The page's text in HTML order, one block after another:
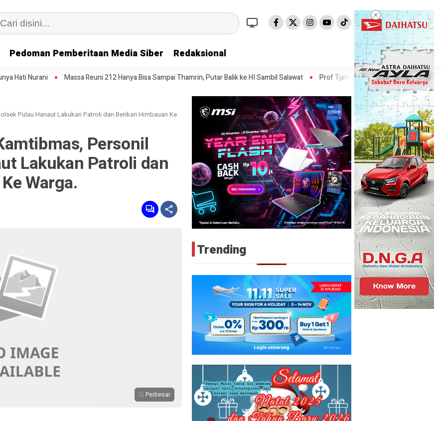
Pedoman Pemberitaan Media Siber Redaksional
Massa Reuni 212 Hanya Bisa Sampai Thamrin, Putar Balik ke HI Sambil Salawat Prof Tjandra: Varian Omicron Mungkin Berdampak pada
Pulau Hanaut Lakukan Patroli dan Berikan Himbauan Ke
Personil
Lakukan Patroli dan
Warga.
Perbesar
Trending